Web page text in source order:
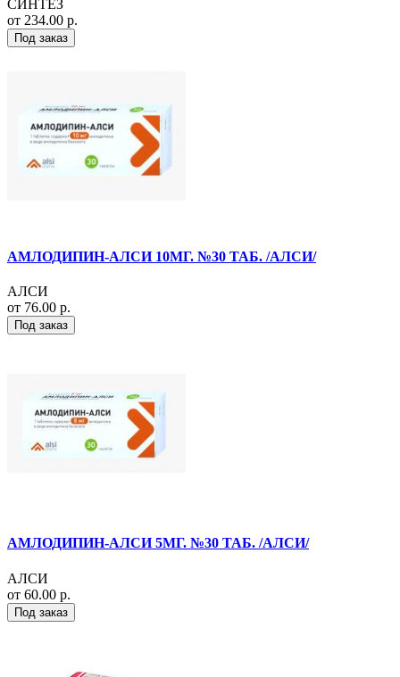
СИНТЕЗ
от 234.00 р.
Под заказ
АМЛОДИПИН-АЛСИ 10МГ. №30 ТАБ. /АЛСИ/
АЛСИ
от 76.00 р.
Под заказ
АМЛОДИПИН-АЛСИ 5МГ. №30 ТАБ. /АЛСИ/
АЛСИ
от 60.00 р.
Под заказ